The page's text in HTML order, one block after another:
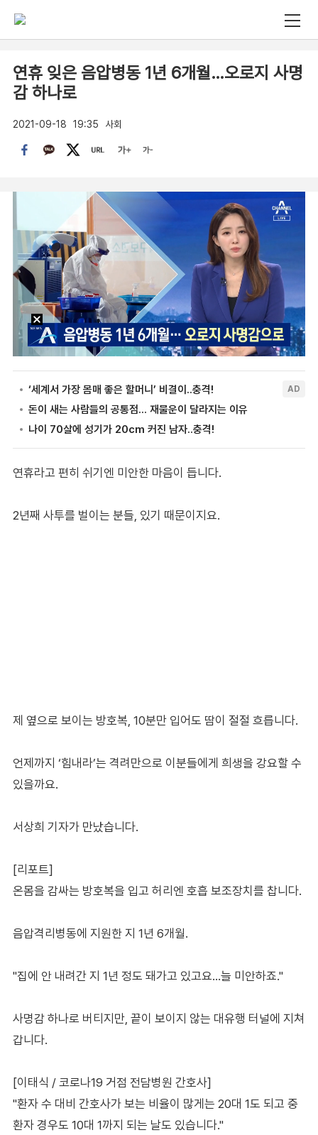
연휴 잊은 음압병동 1년 6개월…오로지 사명
감 하나로
2021-09-18 19:35 사회
연휴라고 편히 쉬기엔 미안한 마음이 듭니다.
2년째 사투를 벌이는 분들, 있기 때문이지요.
제 옆으로 보이는 방호복, 10분만 입어도 땀이 절절 흐릅니다.
언제까지 ‘힘내라’는 격려만으로 이분들에게 희생을 강요할 수
있을까요.
서상희 기자가 만났습니다.
[리포트]
온몸을 감싸는 방호복을 입고 허리엔 호흡 보조장치를 찹니다.
음압격리병동에 지원한 지 1년 6개월.
"집에 안 내려간 지 1년 정도 돼가고 있고요…늘 미안하죠."
사명감 하나로 버티지만, 끝이 보이지 않는 대유행 터널에 지쳐
갑니다.
[이태식 / 코로나19 거점 전담병원 간호사]
"환자 수 대비 간호사가 보는 비율이 많게는 20대 1도 되고 중
환자 경우도 10대 1까지 되는 날도 있습니다."